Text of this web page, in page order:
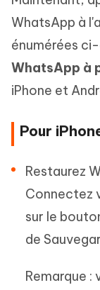
WhatsApp à
énumérées
WhatsApp à
iPhone et
Pour
Restaurez
Connectez
sur le
de
Remarque